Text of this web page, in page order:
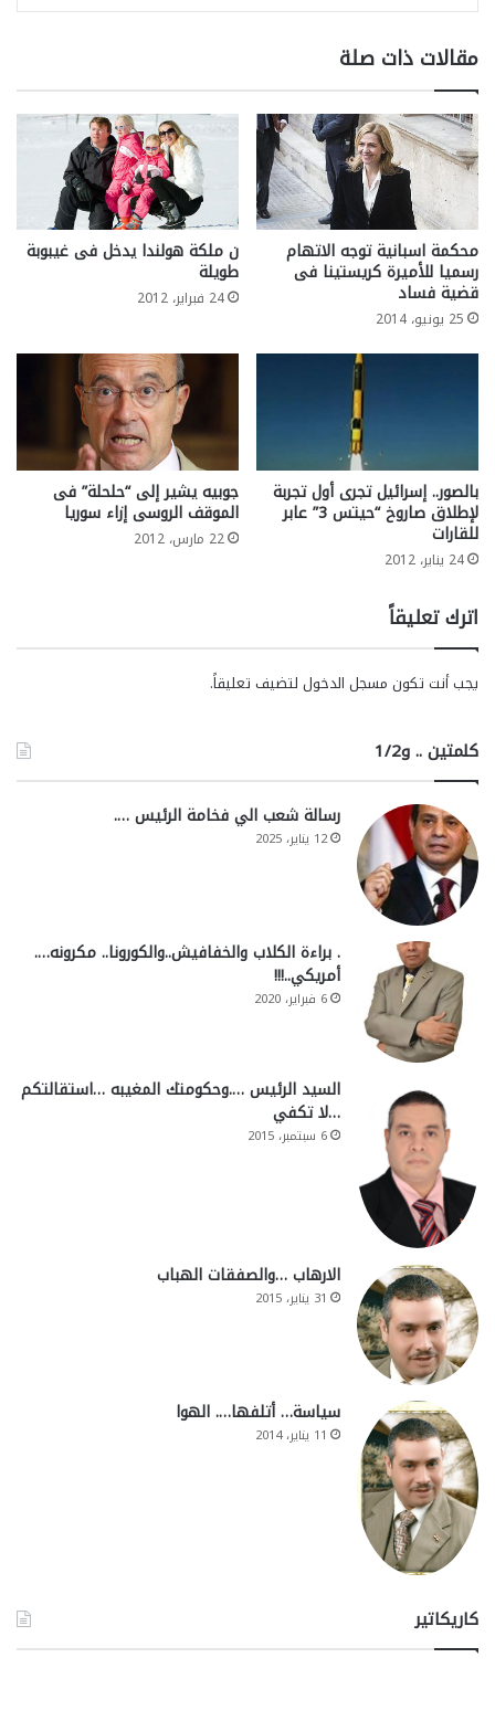
مقالات ذات صلة
محكمة اسبانية توجه الاتهام
رسميا للأميرة كريستينا فى
قضية فساد
25 يونيو، 2014
ن ملكة هولندا يدخل فى غيبوبة
طويلة
24 فبراير، 2012
بالصور.. إسرائيل تجرى أول تجربة
لإطلاق صاروخ “حيتس 3” عابر
للقارات
24 يناير، 2012
جوبيه يشير إلى “حلحلة” فى
الموقف الروسى إزاء سوريا
22 مارس، 2012
اترك تعليقاً
يجب أنت تكون مسجل الدخول لتضيف تعليقاً.
كلمتين .. و1/2
رسالة شعب الي فخامة الرئيس ….
12 يناير، 2025
. براءة الكلاب والخفافيش..والكورونا.. مكرونه….
أمريكي..!!!
6 فبراير، 2020
السيد الرئيس ….وحكومتك المغيبه …استقالتكم
…لا تكفي
6 سبتمبر، 2015
الارهاب …والصفقات الهباب
31 يناير، 2015
سياسة… أتلفها…. الهوا
11 يناير، 2014
كاريكاتير